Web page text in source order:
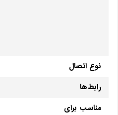
نوع اتصال
رابط‌ها
مناسب برای